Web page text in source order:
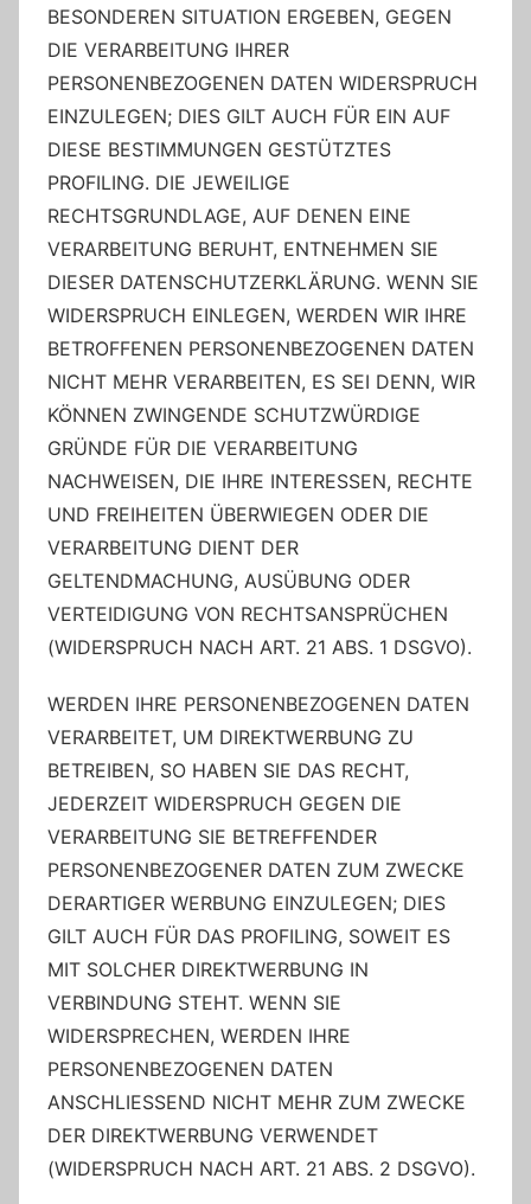
BESONDEREN SITUATION ERGEBEN, GEGEN
DIE VERARBEITUNG IHRER
PERSONENBEZOGENEN DATEN WIDERSPRUCH
EINZULEGEN; DIES GILT AUCH FÜR EIN AUF
DIESE BESTIMMUNGEN GESTÜTZTES
PROFILING. DIE JEWEILIGE
RECHTSGRUNDLAGE, AUF DENEN EINE
VERARBEITUNG BERUHT, ENTNEHMEN SIE
DIESER DATENSCHUTZERKLÄRUNG. WENN SIE
WIDERSPRUCH EINLEGEN, WERDEN WIR IHRE
BETROFFENEN PERSONENBEZOGENEN DATEN
NICHT MEHR VERARBEITEN, ES SEI DENN, WIR
KÖNNEN ZWINGENDE SCHUTZWÜRDIGE
GRÜNDE FÜR DIE VERARBEITUNG
NACHWEISEN, DIE IHRE INTERESSEN, RECHTE
UND FREIHEITEN ÜBERWIEGEN ODER DIE
VERARBEITUNG DIENT DER
GELTENDMACHUNG, AUSÜBUNG ODER
VERTEIDIGUNG VON RECHTSANSPRÜCHEN
(WIDERSPRUCH NACH ART. 21 ABS. 1 DSGVO).
WERDEN IHRE PERSONENBEZOGENEN DATEN
VERARBEITET, UM DIREKTWERBUNG ZU
BETREIBEN, SO HABEN SIE DAS RECHT,
JEDERZEIT WIDERSPRUCH GEGEN DIE
VERARBEITUNG SIE BETREFFENDER
PERSONENBEZOGENER DATEN ZUM ZWECKE
DERARTIGER WERBUNG EINZULEGEN; DIES
GILT AUCH FÜR DAS PROFILING, SOWEIT ES
MIT SOLCHER DIREKTWERBUNG IN
VERBINDUNG STEHT. WENN SIE
WIDERSPRECHEN, WERDEN IHRE
PERSONENBEZOGENEN DATEN
ANSCHLIESSEND NICHT MEHR ZUM ZWECKE
DER DIREKTWERBUNG VERWENDET
(WIDERSPRUCH NACH ART. 21 ABS. 2 DSGVO).